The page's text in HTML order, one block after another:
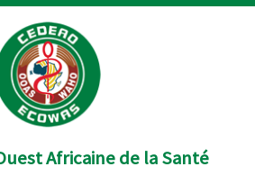
Africaine de la Santé